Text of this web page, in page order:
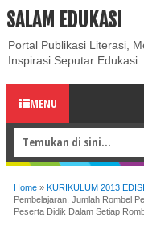
ABOUT CONTACT US
SALAM EDUKASI
Portal Publikasi Literasi,
Inspirasi Seputar Edukasi.
MENU
Home » KURIKULUM 2013
Pembelajaran, Jumlah Rombel
Peserta Didik Dalam Setiap